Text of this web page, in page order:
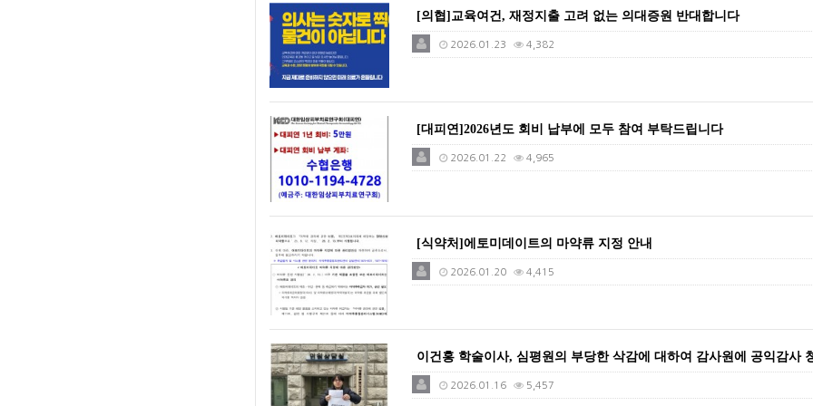
[의협]교육여건, 재정지출 고려 없는 의대증원 반대합니다
2026.01.23 4,382
[대피연]2026년도 회비 납부에 모두 참여 부탁드립니다
2026.01.22 4,965
[식약처]에토미데이트의 마약류 지정 안내
2026.01.20 4,415
이건홍 학술이사, 심평원의 부당한 삭감에 대하여 감사원에 공익감사
2026.01.16 5,457